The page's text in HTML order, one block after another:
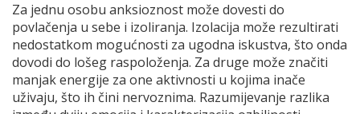
Za jednu osobu anksioznost može dovesti do
povlačenja u sebe i izoliranja. Izolacija može rezultirati
nedostatkom mogućnosti za ugodna iskustva, što onda
dovodi do lošeg raspoloženja. Za druge može značiti
manjak energije za one aktivnosti u kojima inače
uživaju, što ih čini nervoznima. Razumijevanje razlika